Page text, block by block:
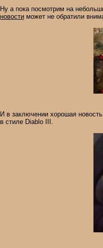
Ну а пока посмотрим на
новостиможет не обратили
И в заключении хорошая
в стиле Diablo III.